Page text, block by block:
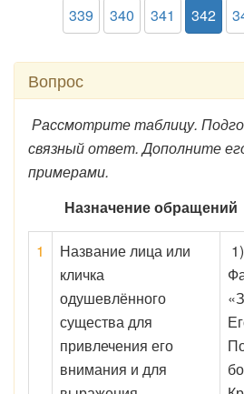
339 340 341 342
Вопрос
Рассмотрите таблицу.
связный ответ. Дополните
примерами.
Назначение обращений
1
Название лица или
кличка
одушевлённого
существа для
привлечения его
внимания и для